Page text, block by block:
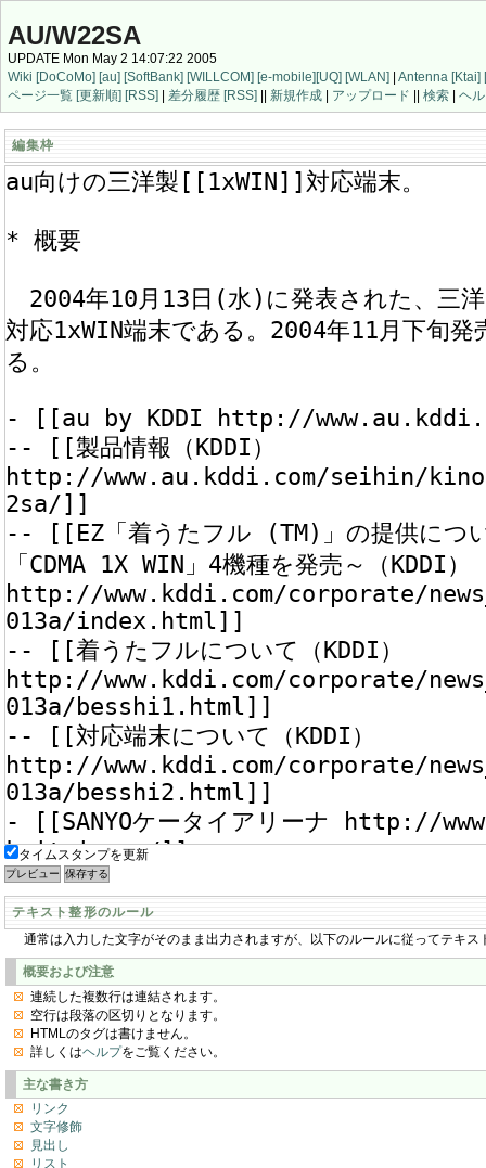
AU/W22SA
UPDATE Mon May 2 14:07:22 2005
Wiki [DoCoMo] [au] [SoftBank] [WILLCOM] [e-mobile][UQ] [WLAN] | Antenna [Ktai]
ページ一覧 [更新順] [RSS] | 差分履歴 [RSS] || 新規作成 | アップロード || 検索 | ヘ
編集枠
タイムスタンプを更新
テキスト整形のルール
通常は入力した文字がそのまま出力されますが、以下のルールに従ってテキス
概要および注意
連続した複数行は連結されます。
空行は段落の区切りとなります。
HTMLのタグは書けません。
詳しくはヘルプをご覧ください。
主な書き方
リンク
文字修飾
見出し
リスト